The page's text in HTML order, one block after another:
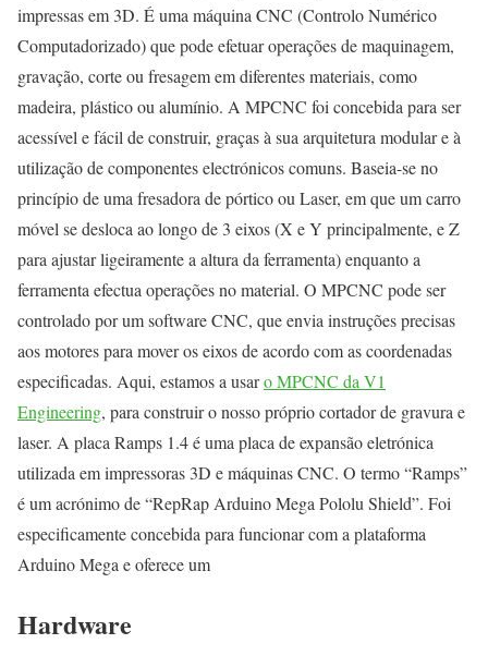
impressas em 3D. É uma máquina CNC (Controlo Numérico
Computadorizado) que pode efetuar operações de maquinagem,
gravação, corte ou fresagem em diferentes materiais, como
madeira, plástico ou alumínio. A MPCNC foi concebida para ser
acessível e fácil de construir, graças à sua arquitetura modular e à
utilização de componentes electrónicos comuns. Baseia-se no
princípio de uma fresadora de pórtico ou Laser, em que um carro
móvel se desloca ao longo de 3 eixos (X e Y principalmente, e Z
para ajustar ligeiramente a altura da ferramenta) enquanto a
ferramenta efectua operações no material. O MPCNC pode ser
controlado por um software CNC, que envia instruções precisas
aos motores para mover os eixos de acordo com as coordenadas
especificadas. Aqui, estamos a usaro MPCNC da V1
Engineering, para construir o nosso próprio cortador de gravura e
laser. A placa Ramps 1.4 é uma placa de expansão eletrónica
utilizada em impressoras 3D e máquinas CNC. O termo “Ramps”
é um acrónimo de “RepRap Arduino Mega Pololu Shield”. Foi
especificamente concebida para funcionar com a plataforma
Arduino Mega e oferece um
Hardware